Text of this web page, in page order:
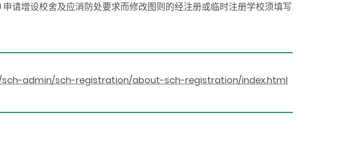
请增设校舍及应消防处要求而修改图则的经注册或临时注册学校须填写
sch-admin/sch-registration/about-sch-registration/index.html